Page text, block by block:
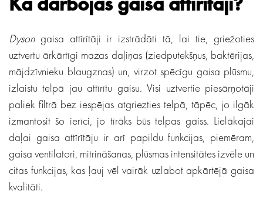
Dysongaisa attīrītāji ir izstrādāti tā, lai tie, griežoties
uztvertu ārkārtīgi mazas daļiņas (ziedputekšņus, baktērijas,
mājdzīvnieku blaugznas) un, virzot spēcīgu gaisa plūsmu,
izlaistu telpā jau attīrītu gaisu. Visi uztvertie piesārņotāji
paliek filtrā bez iespējas atgriezties telpā, tāpēc, jo ilgāk
izmantosit šo ierīci, jo tīrāks būs telpas gaiss. Lielākajai
daļai gaisa attīrītāju ir arī papildu funkcijas, piemēram,
gaisa ventilatori, mitrināšanas, plūsmas intensitātes izvēle un
citas funkcijas, kas ļauj vēl vairāk uzlabot apkārtējā gaisa
kvalitāti.